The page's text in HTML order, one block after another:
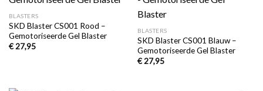
verlanglijst
BLASTERS
SKD Blaster CS001 Rood –
Gemotoriseerde Gel Blaster
€27,95
BLASTERS
SKD Blaster CS001 Blauw –
Gemotoriseerde Gel Blaster
€27,95